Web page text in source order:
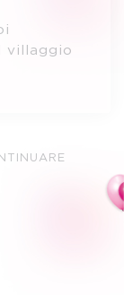
villaggio